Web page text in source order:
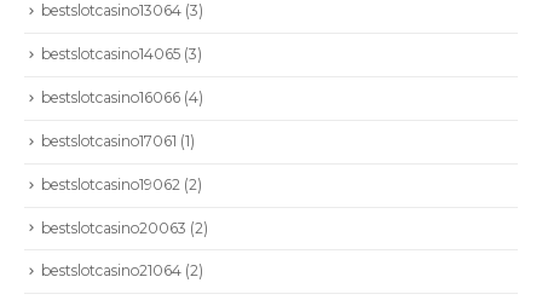
bestslotcasino13064 (3)
bestslotcasino14065 (3)
bestslotcasino16066 (4)
bestslotcasino17061 (1)
bestslotcasino19062 (2)
bestslotcasino20063 (2)
bestslotcasino21064 (2)